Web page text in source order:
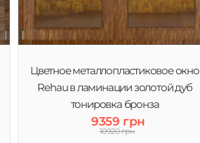
Цветное металлопластиковое окно
Rehau в ламинации золотой дуб
тонировка бронза
9359 грн
10920 грн